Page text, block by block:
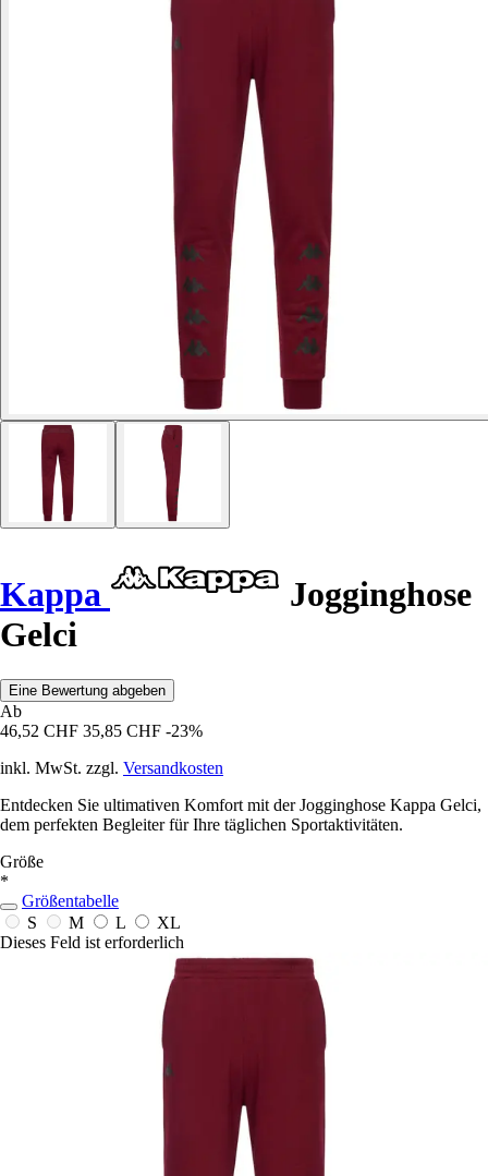
Kappa
Jogginghose
Gelci
Eine Bewertung abgeben
Ab
46,52 CHF 35,85 CHF -23%
inkl. MwSt. zzgl. Versandkosten
Entdecken Sie ultimativen Komfort mit der Jogginghose Kappa Gelci,
dem perfekten Begleiter für Ihre täglichen Sportaktivitäten.
Größe
*
Größentabelle
S
M L
XL
Dieses Feld ist erforderlich